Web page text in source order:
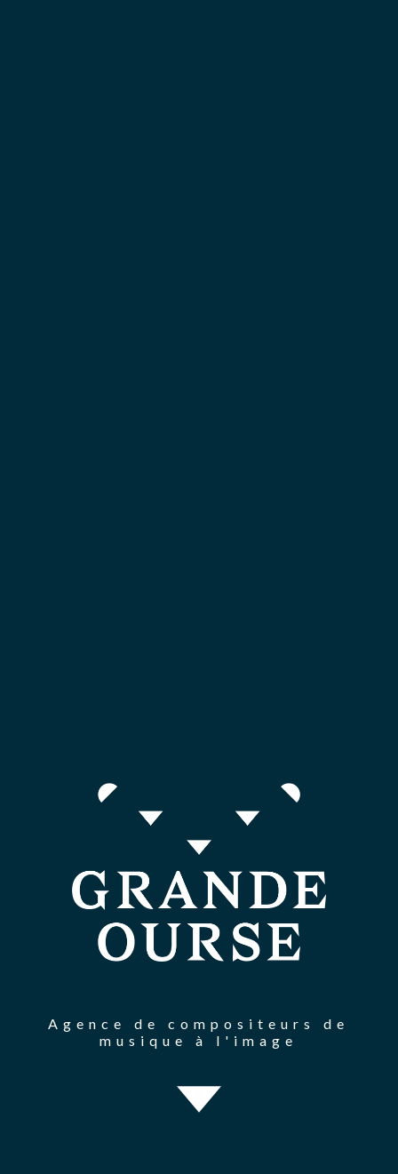
Agence de compositeurs de
musique à l'image